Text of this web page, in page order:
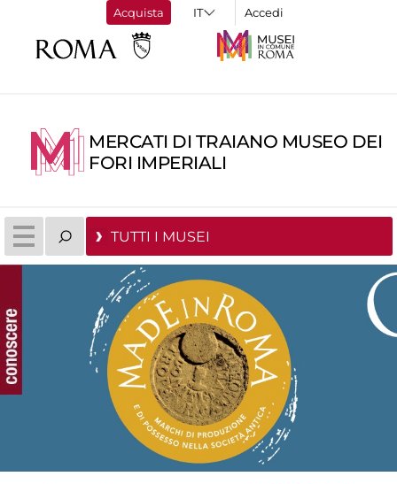
Acquista Accedi
MERCATI DI TRAIANO MUSEO DEI
FORI IMPERIALI
TUTTI I MUSEI